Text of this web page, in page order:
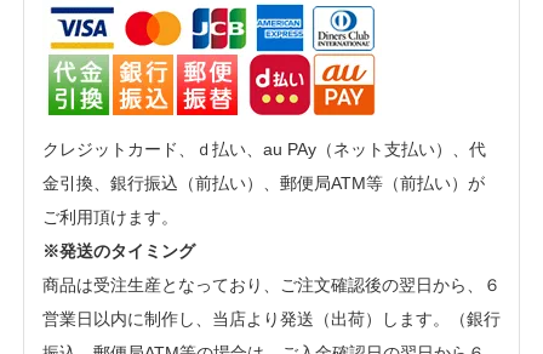
クレジットカード、ｄ払い、au PAy（ネット支払い）、代
金引換、銀行振込（前払い）、郵便局ATM等（前払い）が
ご利用頂けます。
※発送のタイミング
商品は受注生産となっており、ご注文確認後の翌日から、６
営業日以内に制作し、当店より発送（出荷）します。（銀行